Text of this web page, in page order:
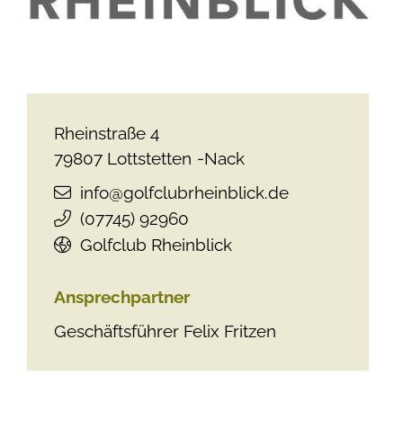
Nack
Rheinstraße 4
79807 Lottstetten
info@golfclubrheinblick.de
(07745) 92960
Golfclub Rheinblick
Ansprechpartner
Geschäftsführer Felix Fritzen